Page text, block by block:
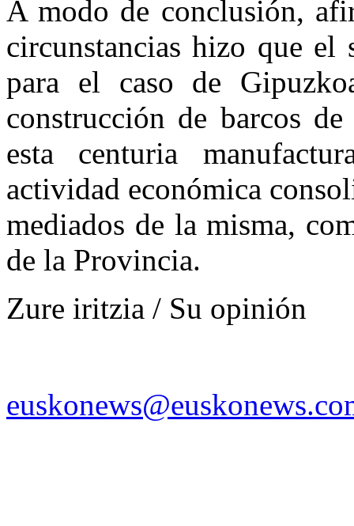
A modo de conclusión,
circunstancias hizo que
para el caso de
construcción de barcos
esta centuria
actividad económica
mediados de la misma,
de la Provincia.
Zure iritzia / Su opinión